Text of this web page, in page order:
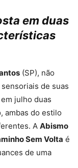
em duas
(SP), não
de suas
julho duas
ambas do estilo
A Abismo
Sem Volta é
de uma